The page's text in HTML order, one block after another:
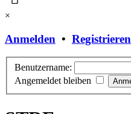
×
Anmelden • Registrieren
Benutzername:
Angemeldet bleiben